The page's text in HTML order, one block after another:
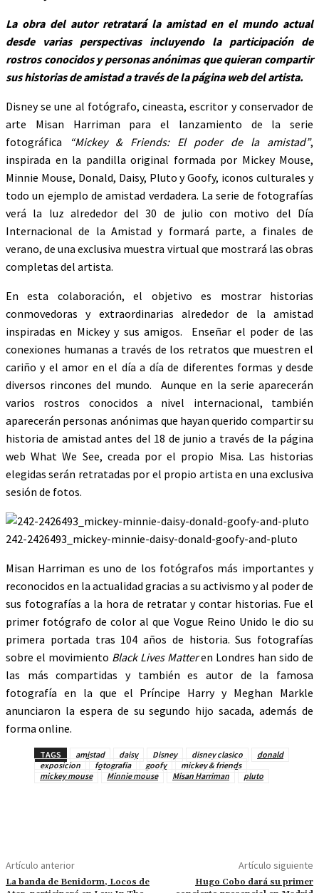
La obra del autor retratará la amistad en el mundo actual
desde varias perspectivas incluyendo la participación de
rostros conocidos y personas anónimas que quieran compartir
sus historias de amistad a través de la página web del artista.
Disney se une al fotógrafo, cineasta, escritor y conservador de
arte Misan Harriman para el lanzamiento de la serie
fotográfica
“Mickey & Friends: El poder de la amistad”,
inspirada en la pandilla original formada por Mickey Mouse,
Minnie Mouse, Donald, Daisy, Pluto y Goofy, iconos culturales y
todo un ejemplo de amistad verdadera. La serie de fotografías
verá la luz alrededor del 30 de julio con motivo del Día
Internacional de la Amistad y formará parte, a finales de
verano, de una exclusiva muestra virtual que mostrará las obras
completas del artista.
En esta colaboración, el objetivo es mostrar historias
conmovedoras y extraordinarias alrededor de la amistad
inspiradas en Mickey y sus amigos. Enseñar el poder de las
conexiones humanas a través de los retratos que muestren el
cariño y el amor en el día a día de diferentes formas y desde
diversos rincones del mundo. Aunque en la serie aparecerán
varios rostros conocidos a nivel internacional, también
aparecerán personas anónimas que hayan querido compartir su
historia de amistad antes del 18 de junio a través de la página
web What We See, creada por el propio Misa. Las historias
elegidas serán retratadas por el propio artista en una exclusiva
sesión de fotos.
242-2426493_mickey-minnie-daisy-donald-goofy-and-pluto
Misan Harriman es uno de los fotógrafos más importantes y
reconocidos en la actualidad gracias a su activismo y al poder de
sus fotografías a la hora de retratar y contar historias. Fue el
primer fotógrafo de color al que Vogue Reino Unido le dio su
primera portada tras 104 años de historia. Sus fotografías
sobre el movimiento Black Lives Matteren Londres han sido de
las más compartidas y también es autor de la famosa
fotografía en la que el Príncipe Harry y Meghan Markle
anunciaron la espera de su segundo hijo sacada, además de
forma online.
TAGS amistad daisy Disney disney clasico
donald
exposicion
fotografia goofy
mickey & friends
mickey mouse
Minnie mouse Misan Harriman pluto
Artículo anterior
La banda de Benidorm, Locos de
Artículo siguiente
Hugo Cobo dará su primer